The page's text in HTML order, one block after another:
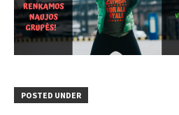
POSTED UNDER